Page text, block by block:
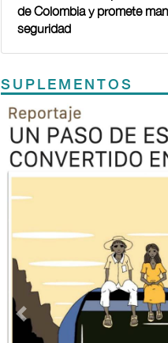
de Colombia y promete
seguridad
SUPLEMENTOS
Previous